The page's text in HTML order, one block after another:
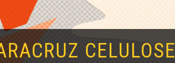
CELULOSE